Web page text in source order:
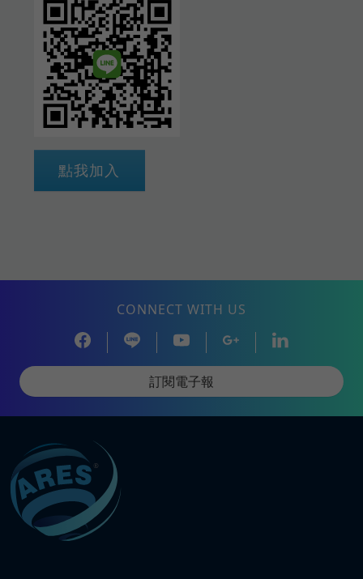
點我加入
CONNECT WITH US
訂閱電子報